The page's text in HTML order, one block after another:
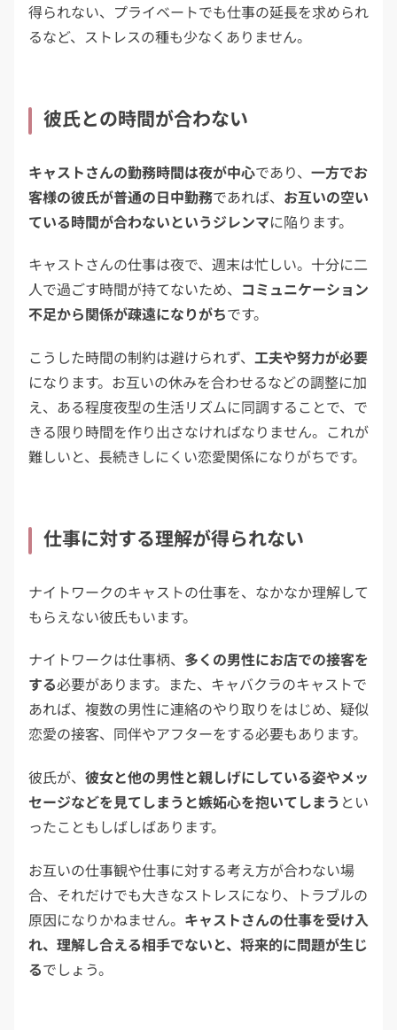
得られない、プライベートでも仕事の延長を求められ
るなど、ストレスの種も少なくありません。
彼氏との時間が合わない
キャストさんの勤務時間は夜が中心であり、 一方でお
客様の彼氏が普通の日中勤務であれば、 お互いの空い
ている時間が合わないというジレンマに陥ります。
キャストさんの仕事は夜で、週末は忙しい。十分に二
人で過ごす時間が持てないため、 コミュニケーション
不足から関係が疎遠になりがちです。
こうした時間の制約は避けられず、 工夫や努力が必要
になります。お互いの休みを合わせるなどの調整に加
え、ある程度夜型の生活リズムに同調することで、で
きる限り時間を作り出さなければなりません。これが
難しいと、長続きしにくい恋愛関係になりがちです。
仕事に対する理解が得られない
ナイトワークのキャストの仕事を、なかなか理解して
もらえない彼氏もいます。
ナイトワークは仕事柄、 多くの男性にお店での接客を
する必要があります。また、キャバクラのキャストで
あれば、複数の男性に連絡のやり取りをはじめ、疑似
恋愛の接客、同伴やアフターをする必要もあります。
彼氏が、 彼女と他の男性と親しげにしている姿やメッ
セージなどを見てしまうと嫉妬心を抱いてしまう とい
ったこともしばしばあります。
お互いの仕事観や仕事に対する考え方が合わない場
合、それだけでも大きなストレスになり、トラブルの
原因になりかねません。 キャストさんの仕事を受け入
れ、理解し合える相手でないと、将来的に問題が生じ
るでしょう。